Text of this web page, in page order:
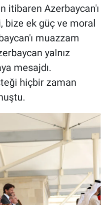
itibaren Azerbaycan'ı
bize ek güç ve moral
muazzam
yalnız
mesajdı.
hiçbir zaman